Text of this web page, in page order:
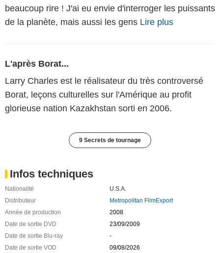
beaucoup rire ! J'ai eu envie d'interroger les puissants
de la planète, mais aussi les gens Lire plus
L'après Borat...
Larry Charles est le réalisateur du très controversé
Borat, leçons culturelles sur l'Amérique au profit
glorieuse nation Kazakhstan sorti en 2006.
9 Secrets de tournage
Infos techniques
Nationalité
U.S.A.
Distributeur
Metropolitan FilmExport
Année de production
2008
Date de sortie DVD
23/09/2009
Date de sortie Blu-ray
-
Date de sortie VOD
09/08/2026